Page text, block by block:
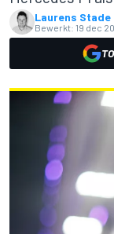
Laurens Stade
Bewerkt: 19 dec